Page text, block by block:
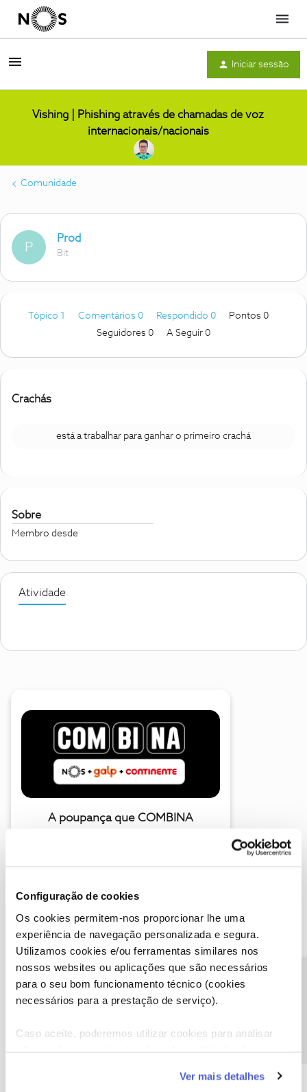
Configuração de cookies
Os cookies permitem-nos proporcionar lhe uma
experiência de navegação personalizada e segura.
Utilizamos cookies e/ou ferramentas similares nos
nossos websites ou aplicações que são necessários
para o seu bom funcionamento técnico (cookies
necessários para a prestação de serviço).
Caso aceite, poderemos utilizar cookies para analisar
funcionalidades (cookies de personalização e
Ver mais detalhes
Menu
Iniciar sessão
Vishing | Phishing através de chamadas de voz
internacionais/nacionais
Comunidade
P
Prod
Bit
Tópico 1 Comentários 0 Respondido 0
Pontos 0
Seguidores 0 A Seguir 0
Crachás
está a trabalhar para ganhar o primeiro crachá
Sobre
Membro desde
Atividade
A poupança que COMBINA
Descubra as novidades de junho